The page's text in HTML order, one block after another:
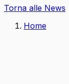
Torna alle News
Home